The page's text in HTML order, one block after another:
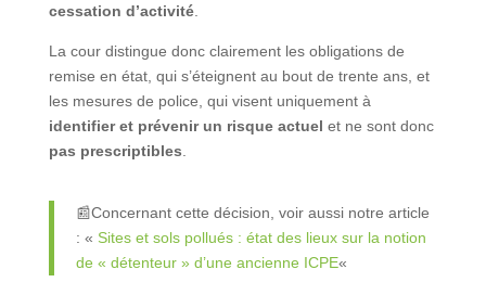
cessation d’activité.
La cour distingue donc clairement les obligations de
remise en état, qui s’éteignent au bout de trente ans, et
les mesures de police, qui visent uniquement à
identifier et prévenir un risque actuel et ne sont donc
pas prescriptibles.
📰Concernant cette décision, voir aussi notre article
: « Sites et sols pollués : état des lieux sur la notion
de « détenteur » d’une ancienne ICPE«